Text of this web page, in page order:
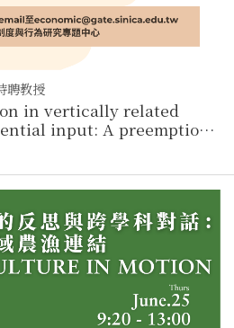
聘教授
in vertically related
input: A preemption